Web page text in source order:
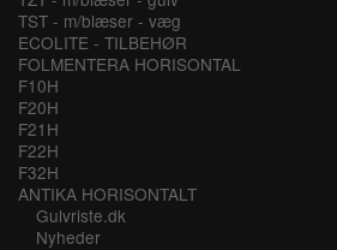
TST - m/blæser - væg
ECOLITE - TILBEHØR
FOLMENTERA HORISONTAL
F10H
F20H
F21H
F22H
F32H
ANTIKA HORISONTALT
Gulvriste.dk
Nyheder